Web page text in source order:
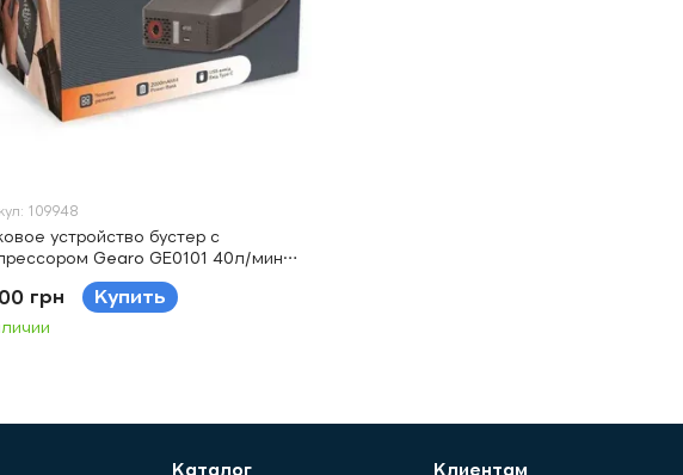
109948
устройство бустер с
Gearo GE0101 40л/мин
12000 мАч 1000А
грн Купить
Каталог Клиентам